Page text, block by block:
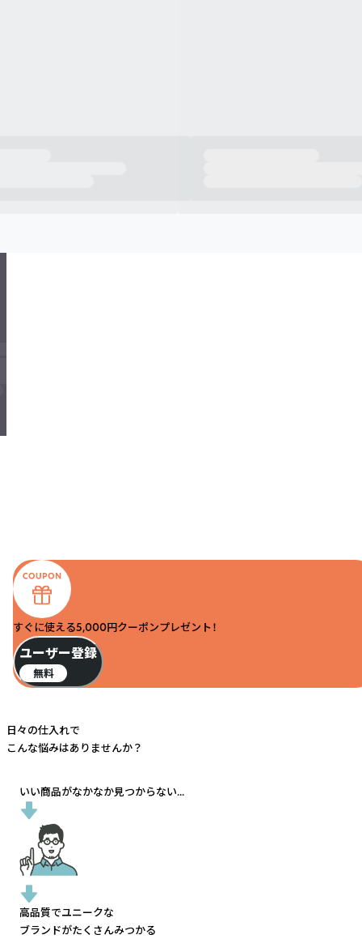
すぐに使える5,000円クーポンプレゼント！
ユーザー登録
無料
日々の仕入れで
こんな悩みはありませんか？
いい商品がなかなか見つからない...
高品質でユニークな
ブランドがたくさんみつかる